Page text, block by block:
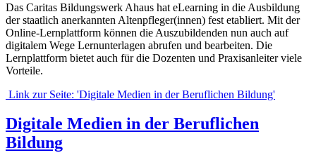
Das Caritas Bildungswerk Ahaus hat eLearning in die Ausbildung
der staatlich anerkannten Altenpfleger(innen) fest etabliert. Mit der
Online-Lernplattform können die Auszubildenden nun auch auf
digitalem Wege Lernunterlagen abrufen und bearbeiten. Die
Lernplattform bietet auch für die Dozenten und Praxisanleiter viele
Vorteile.
Link zur Seite: 'Digitale Medien in der Beruflichen Bildung'
Digitale Medien in der Beruflichen
Bildung